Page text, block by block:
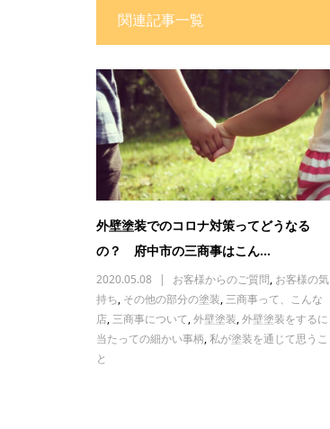
関連記事一覧
外壁塗装でのコロナ対策ってどうなる
の？ 府中市の三商事はこん...
2020.05.08 お客様からのご質問, お客様の気
持ち, その他の部分の塗装, 三商事って、こんな
店, 三商事について,外壁塗装,外壁塗装をするに
当たっての細かい事柄,私が塗装を通じて思うこ
と